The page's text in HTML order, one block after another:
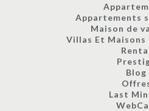
Appartements
Maison de
Villas Et Maisons
Blog
Last